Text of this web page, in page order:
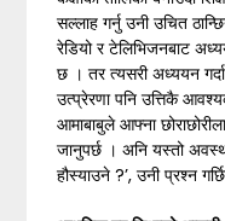
सल्लाह गर्नु उनी उचित
रेडियो र टेलिभिजनबाट
छ । तर त्यसरी अध्ययन गर्दा
उत्प्रेरणा पनि उत्तिकै
आमाबाबुले आफ्ना
जानुपर्छ । अनि यस्तो
हौस्याउने ?’, उनी प्रश्न